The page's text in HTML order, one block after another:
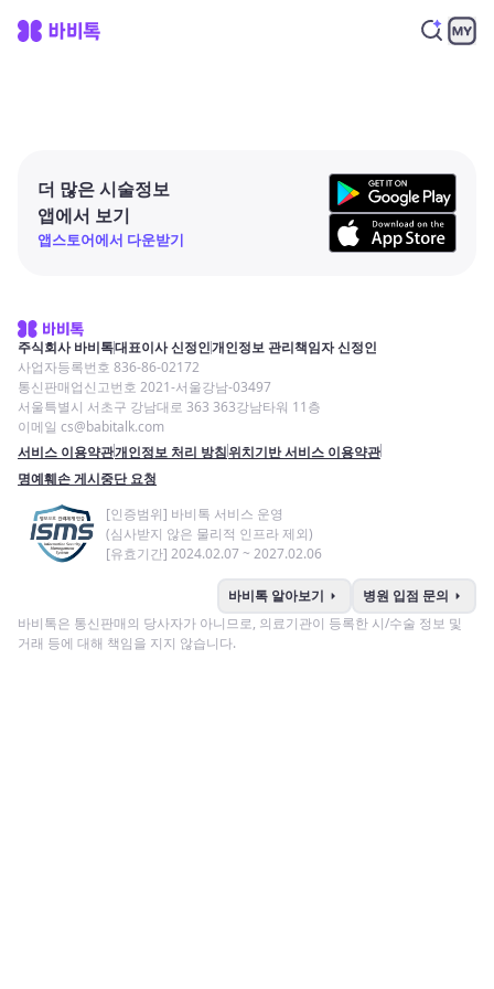
더 많은 시술정보
앱에서 보기
앱스토어에서 다운받기
주식회사 바비톡대표이사 신정인개인정보 관리책임자 신정인
사업자등록번호 836-86-02172
통신판매업신고번호 2021-서울강남-03497
서울특별시 서초구 강남대로 363 363강남타워 11층
이메일 cs@babitalk.com
서비스 이용약관개인정보 처리 방침위치기반 서비스 이용약관
명예훼손 게시중단 요청
[인증범위] 바비톡 서비스 운영
(심사받지 않은 물리적 인프라 제외)
[유효기간] 2024.02.07 ~ 2027.02.06
바비톡 알아보기 arrow_right 병원 입점 문의 arrow_right
바비톡은 통신판매의 당사자가 아니므로, 의료기관이 등록한 시/수술 정보 및
거래 등에 대해 책임을 지지 않습니다.